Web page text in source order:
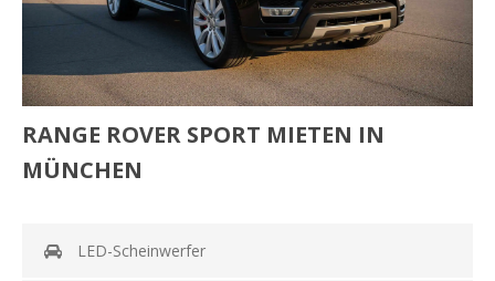
RANGE ROVER SPORT MIETEN IN
MÜNCHEN
LED-Scheinwerfer